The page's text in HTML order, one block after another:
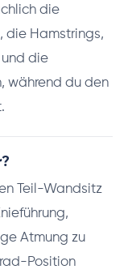
die
die Hamstrings,
die
während du den
Teil-Wandsitz
Atmung zu
Position